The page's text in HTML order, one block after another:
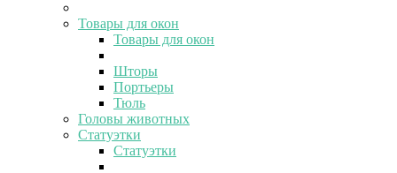
Товары для окон
Товары для окон
Шторы
Портьеры
Тюль
Головы животных
Статуэтки
Статуэтки